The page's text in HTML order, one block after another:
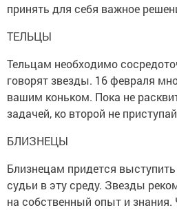
принять для себя важное
ТЕЛЬЦЫ
Тельцам необходимо
говорят звезды. 16 февраля
вашим коньком. Пока не
задачей, ко второй не
БЛИЗНЕЦЫ
Близнецам придется выступить
судьи в эту среду. Звезды
на собственный опыт и